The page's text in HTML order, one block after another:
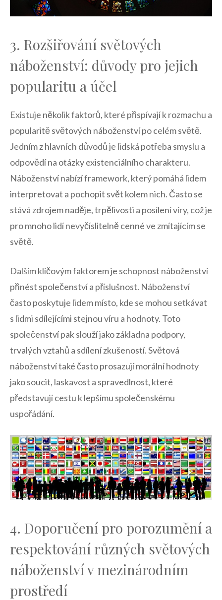
3. Rozšiřování‌ světových
náboženství: důvody pro jejich
popularitu a‌ účel
Existuje několik faktorů, které přispívají k rozmachu a
popularitě světových náboženství po celém světě.
Jedním z hlavních důvodů je lidská potřeba smyslu‍ a⁢
odpovědí na ⁣otázky existenciálního charakteru.
Náboženství nabízí framework, který pomáhá lidem⁢
interpretovat a ⁣pochopit svět‌ kolem nich. Často se⁢
stává ⁢zdrojem naděje, trpělivosti a ⁤posílení víry, ⁤což je
pro mnoho lidí ⁣nevyčíslitelně cenné‌ ve zmítajícím se
světě.
Dalším klíčovým faktorem je schopnost náboženství
přinést společenství a příslušnost. Náboženství
často poskytuje ⁣lidem místo, ​kde se mohou setkávat
s lidmi⁤ sdílejícími stejnou ​víru a hodnoty. Toto
společenství pak slouží jako základna⁤ podpory,‍
trvalých vztahů a sdílení zkušeností. Světová
⁤náboženství také často prosazují morální hodnoty
jako ​soucit, laskavost a spravedlnost, které⁣
představují cestu ‍k lepšímu společenskému
‍uspořádání.
4. Doporučení pro porozumění a
respektování různých světových⁢
náboženství ‍v ⁣mezinárodním
prostředí